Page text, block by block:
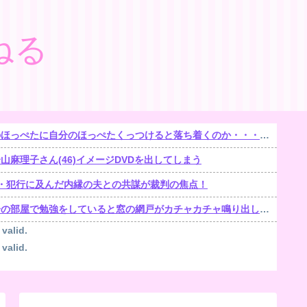
る
ぺたに自分のほっぺたくっつけると落ち着くのか・・・【再】
麻理子さん(46)イメージDVDを出してしまう
行に及んだ内縁の夫との共謀が裁判の焦点！
で勉強をしていると窓の網戸がカチャカチャ鳴り出した。【再】
valid.
valid.